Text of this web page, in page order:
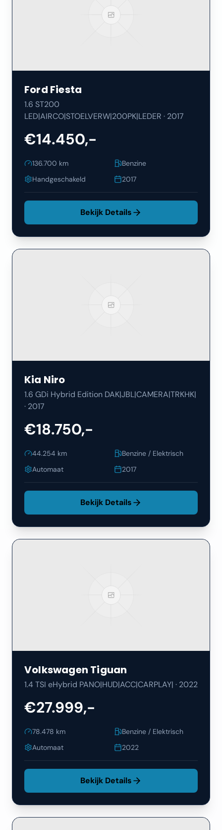
Ford Fiesta
1.6 ST200
LED|AIRCO|STOELVERW|200PK|LEDER · 2017
€14.450,-
136.700 km
Benzine
Handgeschakeld
2017
Bekijk Details
Kia Niro
1.6 GDi Hybrid Edition DAK|JBL|CAMERA|TRKHK|
· 2017
€18.750,-
44.254 km
Benzine / Elektrisch
Automaat
2017
Bekijk Details
Volkswagen Tiguan
1.4 TSI eHybrid PANO|HUD|ACC|CARPLAY| · 2022
€27.999,-
78.478 km
Benzine / Elektrisch
Automaat
2022
Bekijk Details